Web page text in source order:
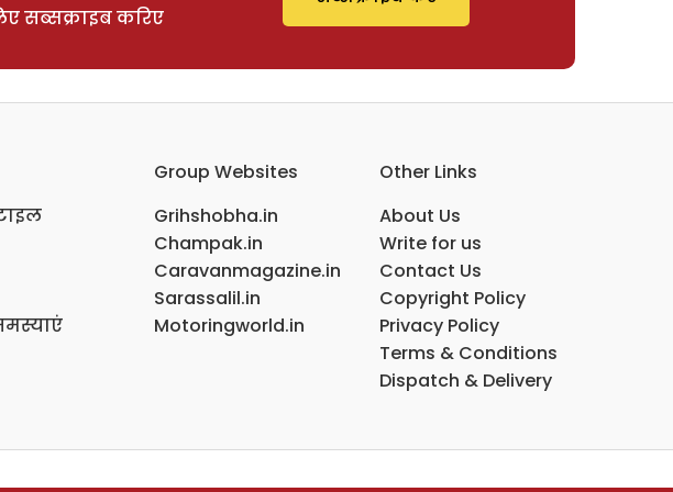
सब्सक्राइब करिए
Group Websites
Grihshobha.in
Champak.in
Caravanmagazine.in
Sarassalil.in
Motoringworld.in
Other Links
About Us
Write for us
Contact Us
Copyright Policy
Privacy Policy
Terms & Conditions
Dispatch & Delivery